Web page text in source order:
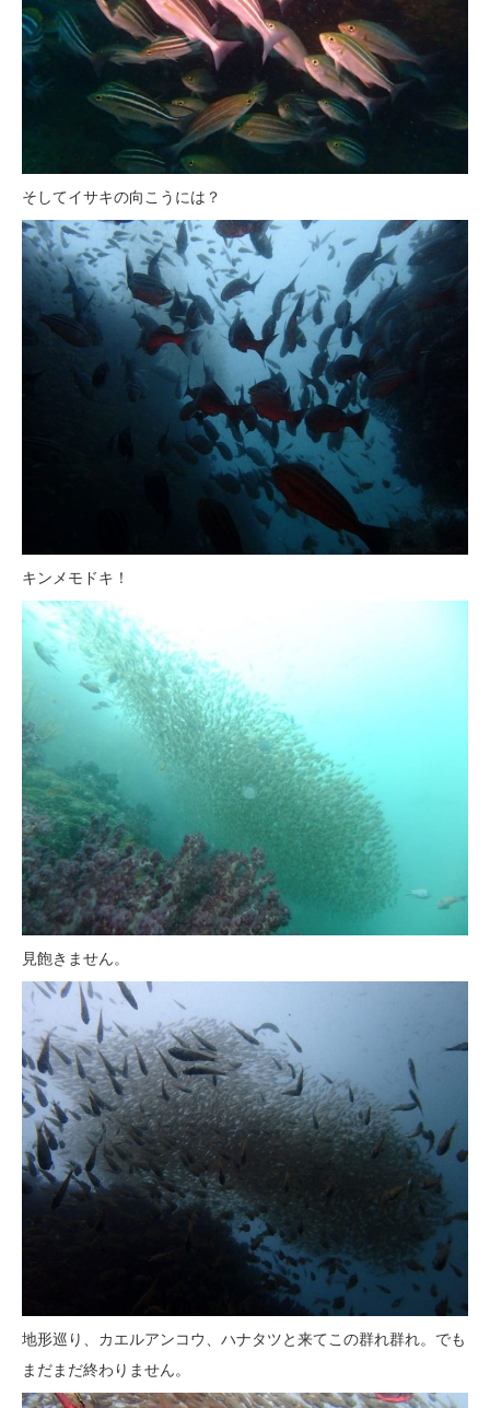
そしてイサキの向こうには？
キンメモドキ！
見飽きません。
地形巡り、カエルアンコウ、ハナタツと来てこの群れ群れ。でも
まだまだ終わりません。